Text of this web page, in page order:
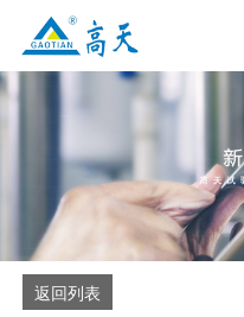
返回列表